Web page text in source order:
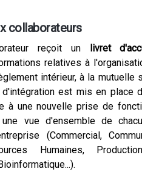
collaborateurs
reçoit un livret
relatives à
intérieur, à la mutuelle
d'intégration est mis en place
à une nouvelle prise de
vue d'ensemble de
(Commercial,
Humaines,